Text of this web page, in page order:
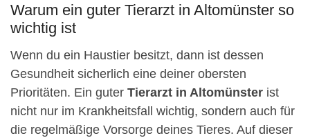
Warum ein guter Tierarzt in Altomünster so
wichtig ist
Wenn du ein Haustier besitzt, dann ist dessen
Gesundheit sicherlich eine deiner obersten
Prioritäten. Ein guter Tierarzt in Altomünster ist
nicht nur im Krankheitsfall wichtig, sondern auch für
die regelmäßige Vorsorge deines Tieres. Auf dieser